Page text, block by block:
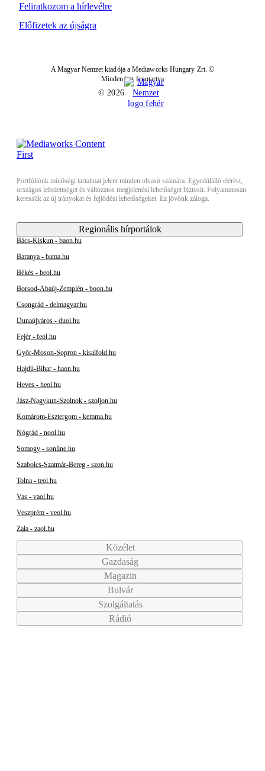
Feliratkozom a hírlevélre
Előfizetek az újságra
A Magyar Nemzet kiadója a Mediaworks Hungary Zrt. ©
Minden jog fenntartva
© 2026
Portfóliónk minőségi tartalmat jelent minden olvasó számára. Egyedülálló elérést,
országos lefedettséget és változatos megjelenési lehetőséget biztosít. Folyamatosan
keressük az új irányokat és fejlődési lehetőségeket. Ez jövőnk záloga.
Regionális hírportálok
Bács-Kiskun - baon.hu
Baranya - bama.hu
Békés - beol.hu
Borsod-Abaúj-Zemplén - boon.hu
Csongrád - delmagyar.hu
Dunaújváros - duol.hu
Fejér - feol.hu
Győr-Moson-Sopron - kisalfold.hu
Hajdú-Bihar - haon.hu
Heves - heol.hu
Jász-Nagykun-Szolnok - szoljon.hu
Komárom-Esztergom - kemma.hu
Nógrád - nool.hu
Somogy - sonline.hu
Szabolcs-Szatmár-Bereg - szon.hu
Tolna - teol.hu
Vas - vaol.hu
Veszprém - veol.hu
Zala - zaol.hu
Közélet
Gazdaság
Magazin
Bulvár
Szolgáltatás
Rádió